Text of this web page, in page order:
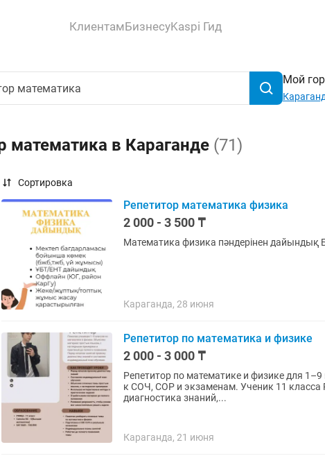
КлиентамБизнесуKaspi Гид
Мой
математика в Караганде (71)
Сортировка
Репетитор математика физика
2 000 - 3 500 ₸
Математика физика пәндерінен дайындық
Караганда, 28 июня
Репетитор по математика и физике
2 000 - 3 000 ₸
Репетитор по математике и физике для
к СОЧ, СОР и экзаменам. Ученик 11
диагностика знаний,...
Караганда, 21 июня